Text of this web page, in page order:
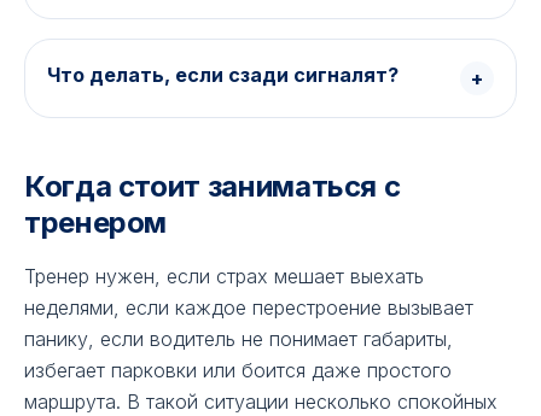
Что делать, если сзади сигналят?
Когда стоит заниматься с
тренером
Тренер нужен, если страх мешает выехать
неделями, если каждое перестроение вызывает
панику, если водитель не понимает габариты,
избегает парковки или боится даже простого
маршрута. В такой ситуации несколько спокойных